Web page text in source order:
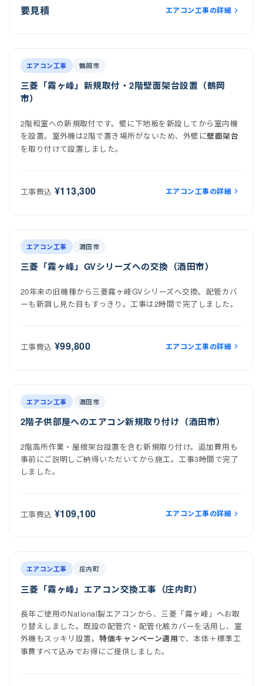
要見積 エアコン工事の詳細
施工後
エアコン工事 鶴岡市
三菱「霧ヶ峰」新規取付・2階壁面架台設置（鶴岡
市）
2階和室への新規取付です。壁に下地板を新設してから室内機
を設置。室外機は2階で置き場所がないため、外壁に壁面架台
を取り付けて設置しました。
工事費込 ¥113,300 エアコン工事の詳細
施工後
エアコン工事 酒田市
三菱「霧ヶ峰」GVシリーズへの交換（酒田市）
20年来の旧機種から三菱霧ヶ峰GVシリーズへ交換。配管カバ
ーも新調し見た目もすっきり。工事は2時間で完了しました。
工事費込 ¥99,800 エアコン工事の詳細
施工後
エアコン工事 酒田市
2階子供部屋へのエアコン新規取り付け（酒田市）
2階高所作業・屋根架台設置を含む新規取り付け。追加費用も
事前にご説明しご納得いただいてから施工。工事3時間で完了
しました。
工事費込 ¥109,100 エアコン工事の詳細
施工後
エアコン工事 庄内町
三菱「霧ヶ峰」エアコン交換工事（庄内町）
長年ご使用のNational製エアコンから、三菱「霧ヶ峰」へお取
り替えしました。既設の配管穴・配管化粧カバーを活用し、室
外機もスッキリ設置。特価キャンペーン適用で、本体＋標準工
事費すべて込みでお得にご提供しました。